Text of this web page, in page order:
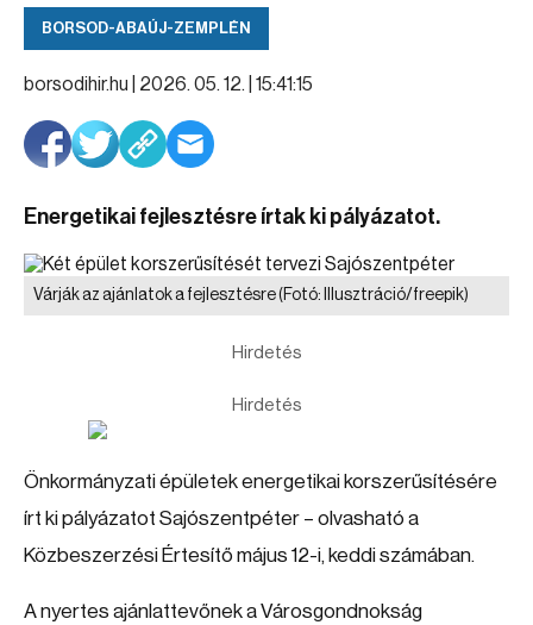
BORSOD-ABAÚJ-ZEMPLÉN
borsodihir.hu | 2026. 05. 12. | 15:41:15
Energetikai fejlesztésre írtak ki pályázatot.
Várják az ajánlatok a fejlesztésre(Fotó: Illusztráció/freepik)
Hirdetés
Hirdetés
Önkormányzati épületek energetikai korszerűsítésére
írt ki pályázatot Sajószentpéter – olvasható a
Közbeszerzési Értesítő május 12-i, keddi számában.
A nyertes ajánlattevőnek a Városgondnokság